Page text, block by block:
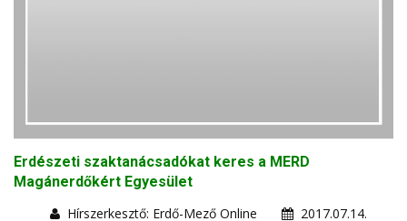
Erdészeti szaktanácsadókat keres a MERD
Magánerdőkért Egyesület
Hírszerkesztő: Erdő-Mező Online
2017.07.14.